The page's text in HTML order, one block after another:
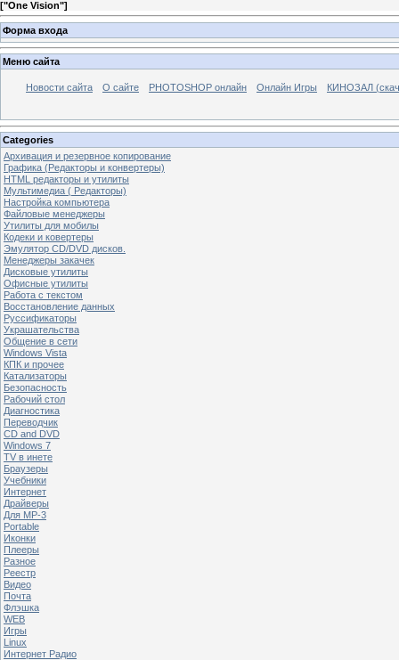
["One Vision"]
Форма входа
Меню сайта
Новости сайта О сайте PHOTOSHOP онлайн Онлайн Игры КИНОЗАЛ
Categories
Архивация и резервное копирование
Графика (Редакторы и конвертеры)
HTML редакторы и утилиты
Мультимедиа ( Редакторы)
Настройка компьютера
Файловые менеджеры
Утилиты для мобилы
Кодеки и ковертеры
Эмулятор CD/DVD дисков.
Менеджеры закачек
Дисковые утилиты
Офисные утилиты
Работа с текстом
Восстановление данных
Руссификаторы
Украшательства
Общение в сети
Windows Vista
КПК и прочее
Катализаторы
Безопасность
Рабочий стол
Диагностика
Переводчик
CD and DVD
Windows 7
TV в инете
Браузеры
Учебники
Интернет
Драйверы
Для MP-3
Portable
Иконки
Плееры
Разное
Реестр
Видео
Почта
Флэшка
WEB
Игры
Linux
Интернет Радио